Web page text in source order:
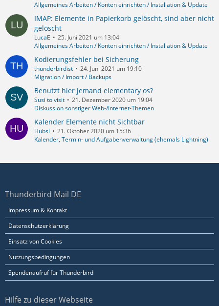
Allgemeines Arbeiten / Konten einrichten / Installation & Update
IMAP: Elemente in Papierkorb gelöscht, sind aber nicht
gelöscht
LucaE
25. Juni 2021 um 13:04
Allgemeines Arbeiten / Konten einrichten / Installation & Update
Kodierungsfehler bei Sicherung
thunderbirdist
24. Juni 2021 um 19:10
Migration / Import / Backups
Benutzt hier jemand elementary os?
Susi to visit
21. Dezember 2020 um 19:04
Diskussion sonstiger Web-/Internet-Themen
Kalender Elemente nicht Sichtbar
Hubsi
21. Oktober 2020 um 15:36
Kalender, Termin- und Aufgabenverwaltung (ehemals Lightning)
Thunderbird Mail DE
Impressum & Kontakt
Datenschutzerklärung
Einsatz von Cookies
Nutzungsbedingungen
Spendenaufruf für Thunderbird
Hilfe zu dieser Webseite